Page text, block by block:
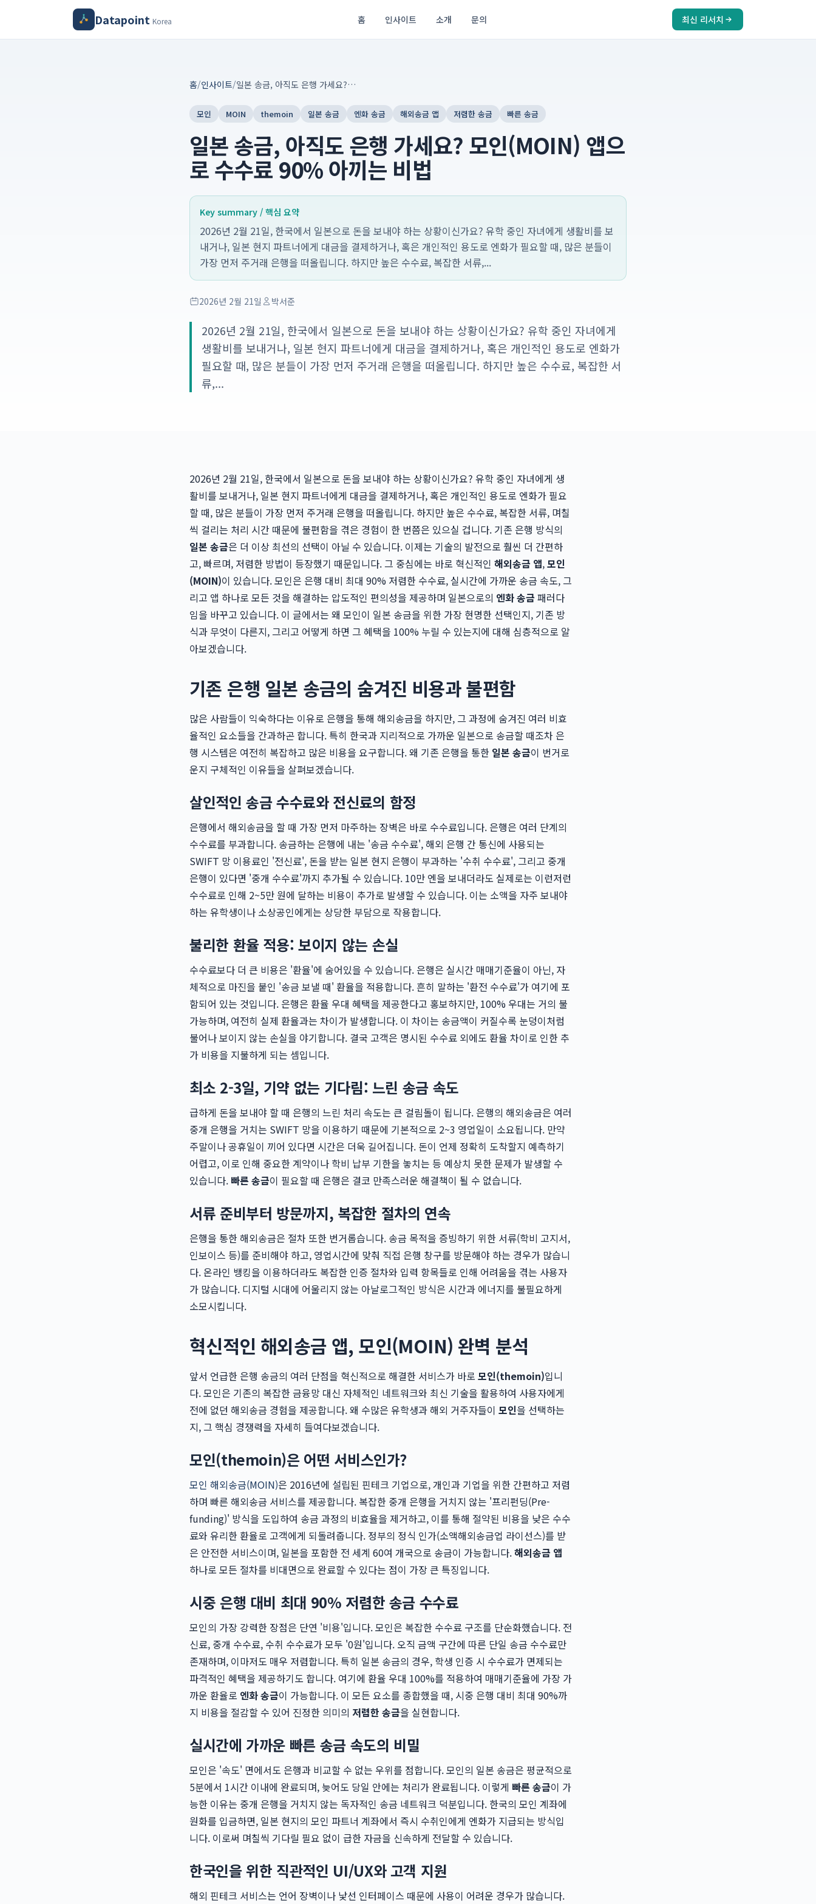
Datapoint Korea 홈 인사이트 소개 문의 최신 리서치
홈/인사이트/ 일본 송금, 아직도 은행 가세요? 모인(MOIN) 앱으로 수수료 90% 아끼는 비법
모인 MOIN themoin 일본 송금 엔화 송금 해외송금 앱 저렴한 송금 빠른 송금
일본 송금, 아직도 은행 가세요? 모인(MOIN) 앱으
로 수수료 90% 아끼는 비법
Key summary / 핵심 요약
2026년 2월 21일, 한국에서 일본으로 돈을 보내야 하는 상황이신가요? 유학 중인 자녀에게 생활비를 보
내거나, 일본 현지 파트너에게 대금을 결제하거나, 혹은 개인적인 용도로 엔화가 필요할 때, 많은 분들이
가장 먼저 주거래 은행을 떠올립니다. 하지만 높은 수수료, 복잡한 서류,...
2026년 2월 21일 박서준
2026년 2월 21일, 한국에서 일본으로 돈을 보내야 하는 상황이신가요? 유학 중인 자녀에게
생활비를 보내거나, 일본 현지 파트너에게 대금을 결제하거나, 혹은 개인적인 용도로 엔화가
필요할 때, 많은 분들이 가장 먼저 주거래 은행을 떠올립니다. 하지만 높은 수수료, 복잡한 서
류,...
2026년 2월 21일, 한국에서 일본으로 돈을 보내야 하는 상황이신가요? 유학 중인 자녀에게 생
활비를 보내거나, 일본 현지 파트너에게 대금을 결제하거나, 혹은 개인적인 용도로 엔화가 필요
할 때, 많은 분들이 가장 먼저 주거래 은행을 떠올립니다. 하지만 높은 수수료, 복잡한 서류, 며칠
씩 걸리는 처리 시간 때문에 불편함을 겪은 경험이 한 번쯤은 있으실 겁니다. 기존 은행 방식의
일본 송금은 더 이상 최선의 선택이 아닐 수 있습니다. 이제는 기술의 발전으로 훨씬 더 간편하
고, 빠르며, 저렴한 방법이 등장했기 때문입니다. 그 중심에는 바로 혁신적인 해외송금 앱,모인
(MOIN)이 있습니다. 모인은 은행 대비 최대 90% 저렴한 수수료, 실시간에 가까운 송금 속도, 그
리고 앱 하나로 모든 것을 해결하는 압도적인 편의성을 제공하며 일본으로의 엔화 송금 패러다
임을 바꾸고 있습니다. 이 글에서는 왜 모인이 일본 송금을 위한 가장 현명한 선택인지, 기존 방
식과 무엇이 다른지, 그리고 어떻게 하면 그 혜택을 100% 누릴 수 있는지에 대해 심층적으로 알
아보겠습니다.
기존 은행 일본 송금의 숨겨진 비용과 불편함
많은 사람들이 익숙하다는 이유로 은행을 통해 해외송금을 하지만, 그 과정에 숨겨진 여러 비효
율적인 요소들을 간과하곤 합니다. 특히 한국과 지리적으로 가까운 일본으로 송금할 때조차 은
행 시스템은 여전히 복잡하고 많은 비용을 요구합니다. 왜 기존 은행을 통한 일본 송금이 번거로
운지 구체적인 이유들을 살펴보겠습니다.
살인적인 송금 수수료와 전신료의 함정
은행에서 해외송금을 할 때 가장 먼저 마주하는 장벽은 바로 수수료입니다. 은행은 여러 단계의
수수료를 부과합니다. 송금하는 은행에 내는 '송금 수수료', 해외 은행 간 통신에 사용되는
SWIFT 망 이용료인 '전신료', 돈을 받는 일본 현지 은행이 부과하는 '수취 수수료', 그리고 중개
은행이 있다면 '중개 수수료'까지 추가될 수 있습니다. 10만 엔을 보내더라도 실제로는 이런저런
수수료로 인해 2~5만 원에 달하는 비용이 추가로 발생할 수 있습니다. 이는 소액을 자주 보내야
하는 유학생이나 소상공인에게는 상당한 부담으로 작용합니다.
불리한 환율 적용: 보이지 않는 손실
수수료보다 더 큰 비용은 '환율'에 숨어있을 수 있습니다. 은행은 실시간 매매기준율이 아닌, 자
체적으로 마진을 붙인 '송금 보낼 때' 환율을 적용합니다. 흔히 말하는 '환전 수수료'가 여기에 포
함되어 있는 것입니다. 은행은 환율 우대 혜택을 제공한다고 홍보하지만, 100% 우대는 거의 불
가능하며, 여전히 실제 환율과는 차이가 발생합니다. 이 차이는 송금액이 커질수록 눈덩이처럼
불어나 보이지 않는 손실을 야기합니다. 결국 고객은 명시된 수수료 외에도 환율 차이로 인한 추
가 비용을 지불하게 되는 셈입니다.
최소 2-3일, 기약 없는 기다림: 느린 송금 속도
급하게 돈을 보내야 할 때 은행의 느린 처리 속도는 큰 걸림돌이 됩니다. 은행의 해외송금은 여러
중개 은행을 거치는 SWIFT 망을 이용하기 때문에 기본적으로 2~3 영업일이 소요됩니다. 만약
주말이나 공휴일이 끼어 있다면 시간은 더욱 길어집니다. 돈이 언제 정확히 도착할지 예측하기
어렵고, 이로 인해 중요한 계약이나 학비 납부 기한을 놓치는 등 예상치 못한 문제가 발생할 수
있습니다. 빠른 송금이 필요할 때 은행은 결코 만족스러운 해결책이 될 수 없습니다.
서류 준비부터 방문까지, 복잡한 절차의 연속
은행을 통한 해외송금은 절차 또한 번거롭습니다. 송금 목적을 증빙하기 위한 서류(학비 고지서,
인보이스 등)를 준비해야 하고, 영업시간에 맞춰 직접 은행 창구를 방문해야 하는 경우가 많습니
다. 온라인 뱅킹을 이용하더라도 복잡한 인증 절차와 입력 항목들로 인해 어려움을 겪는 사용자
가 많습니다. 디지털 시대에 어울리지 않는 아날로그적인 방식은 시간과 에너지를 불필요하게
소모시킵니다.
혁신적인 해외송금 앱, 모인(MOIN) 완벽 분석
앞서 언급한 은행 송금의 여러 단점을 혁신적으로 해결한 서비스가 바로 모인(themoin)입니
다. 모인은 기존의 복잡한 금융망 대신 자체적인 네트워크와 최신 기술을 활용하여 사용자에게
전에 없던 해외송금 경험을 제공합니다. 왜 수많은 유학생과 해외 거주자들이 모인을 선택하는
지, 그 핵심 경쟁력을 자세히 들여다보겠습니다.
모인(themoin)은 어떤 서비스인가?
모인 해외송금(MOIN)은 2016년에 설립된 핀테크 기업으로, 개인과 기업을 위한 간편하고 저렴
하며 빠른 해외송금 서비스를 제공합니다. 복잡한 중개 은행을 거치지 않는 '프리펀딩(Pre-
funding)' 방식을 도입하여 송금 과정의 비효율을 제거하고, 이를 통해 절약된 비용을 낮은 수수
료와 유리한 환율로 고객에게 되돌려줍니다. 정부의 정식 인가(소액해외송금업 라이선스)를 받
은 안전한 서비스이며, 일본을 포함한 전 세계 60여 개국으로 송금이 가능합니다.해외송금 앱
하나로 모든 절차를 비대면으로 완료할 수 있다는 점이 가장 큰 특징입니다.
시중 은행 대비 최대 90% 저렴한 송금 수수료
모인의 가장 강력한 장점은 단연 '비용'입니다. 모인은 복잡한 수수료 구조를 단순화했습니다. 전
신료, 중개 수수료, 수취 수수료가 모두 '0원'입니다. 오직 금액 구간에 따른 단일 송금 수수료만
존재하며, 이마저도 매우 저렴합니다. 특히 일본 송금의 경우, 학생 인증 시 수수료가 면제되는
파격적인 혜택을 제공하기도 합니다. 여기에 환율 우대 100%를 적용하여 매매기준율에 가장 가
까운 환율로 엔화 송금이 가능합니다. 이 모든 요소를 종합했을 때, 시중 은행 대비 최대 90%까
지 비용을 절감할 수 있어 진정한 의미의 저렴한 송금을 실현합니다.
실시간에 가까운 빠른 송금 속도의 비밀
모인은 '속도' 면에서도 은행과 비교할 수 없는 우위를 점합니다. 모인의 일본 송금은 평균적으로
5분에서 1시간 이내에 완료되며, 늦어도 당일 안에는 처리가 완료됩니다. 이렇게 빠른 송금이 가
능한 이유는 중개 은행을 거치지 않는 독자적인 송금 네트워크 덕분입니다. 한국의 모인 계좌에
원화를 입금하면, 일본 현지의 모인 파트너 계좌에서 즉시 수취인에게 엔화가 지급되는 방식입
니다. 이로써 며칠씩 기다릴 필요 없이 급한 자금을 신속하게 전달할 수 있습니다.
한국인을 위한 직관적인 UI/UX와 고객 지원
해외 핀테크 서비스는 언어 장벽이나 낯선 인터페이스 때문에 사용이 어려운 경우가 많습니다.